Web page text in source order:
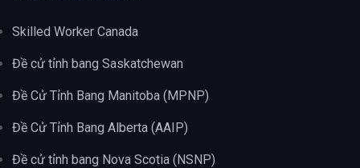
Skilled Worker Canada
Đề cử tỉnh bang Saskatchewan
Đề Cử Tỉnh Bang Manitoba (MPNP)
Đề Cử Tỉnh Bang Alberta (AAIP)
Đề cử tỉnh bang Nova Scotia (NSNP)